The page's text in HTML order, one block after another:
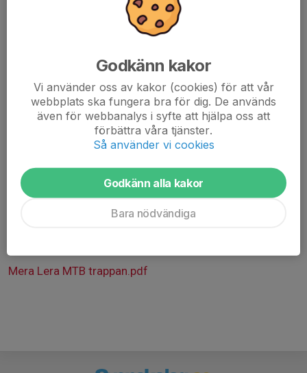
Passet kan även bli ledarlöst och se det då som ett
tillfälle att träffas och cykla tillsammans ändå.
Skriv gärna i kommentarsfältet vilken nivå enligt
klubbens dokument "Trappan" som ni önskar cykla.
Det är bra att var och en har med sig ny slang och
verktyg om olyckan är framme så hjälps vi åt att fixa.
Välkomna!
PS. Senare under hösten när stigarna blir för blöta
Mera Lera MTB trappan.pdf
Godkänn kakor
Vi använder oss av kakor (cookies) för att vår
webbplats ska fungera bra för dig. De används
även för webbanalys i syfte att hjälpa oss att
förbättra våra tjänster.
Så använder vi cookies
Godkänn alla kakor
Bara nödvändiga